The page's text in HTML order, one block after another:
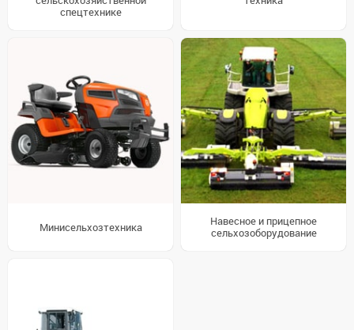
спецтехнике
Минисельхозтехника
Навесное и прицепное
сельхозоборудование